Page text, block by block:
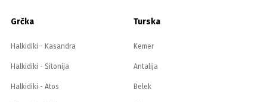
Grčka
Halkidiki - Kasandra
Halkidiki - Sitonija
Halkidiki - Atos
Turska
Kemer
Antalija
Belek